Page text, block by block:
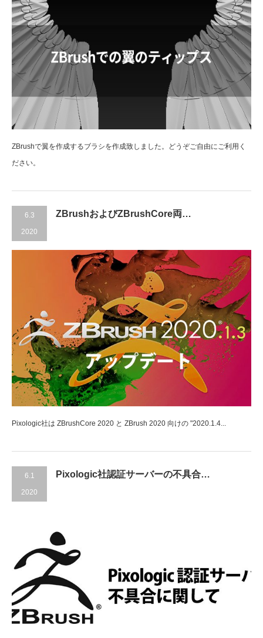
ZBrushで翼を作成するブラシを作成致しました。どうぞご自由にご利用く
ださい。
6.3
2020
ZBrushおよびZBrushCore両…
Pixologic社は ZBrushCore 2020 と ZBrush 2020 向けの "2020.1.4...
6.1
2020
Pixologic社認証サーバーの不具合…